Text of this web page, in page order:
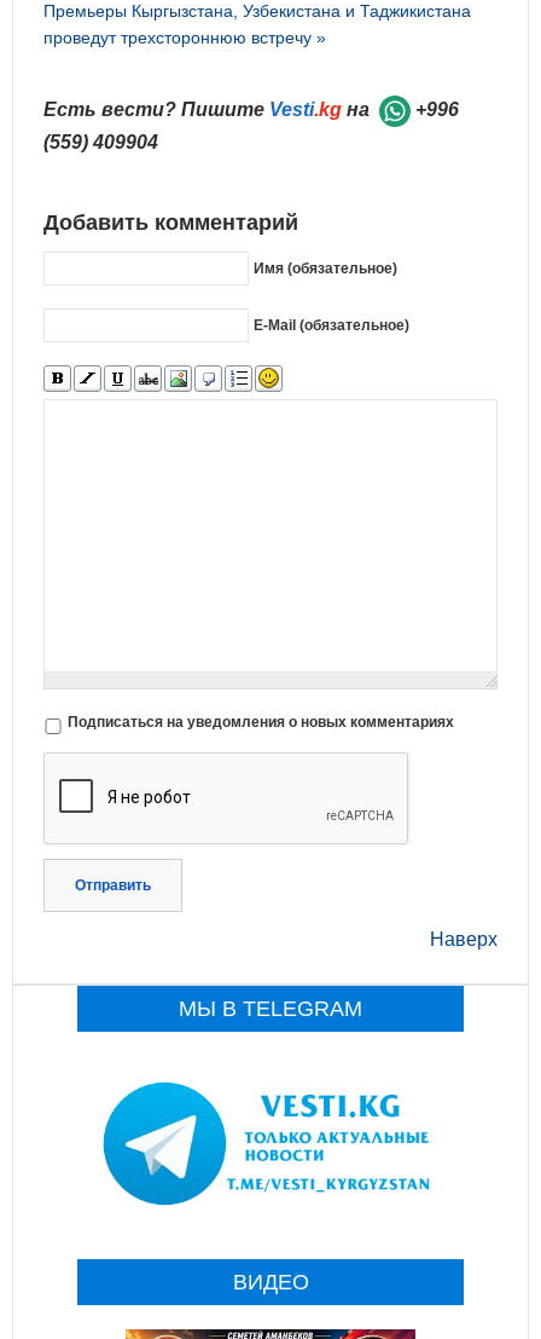
Премьеры Кыргызстана, Узбекистана и Таджикистана
проведут трехстороннюю встречу »
Есть вести? Пишите Vesti.kg на
+996
(559) 409904
Добавить комментарий
Имя (обязательное)
E-Mail (обязательное)
Подписаться на уведомления о новых комментариях
Отправить
Наверх
МЫ В TELEGRAM
ВИДЕО